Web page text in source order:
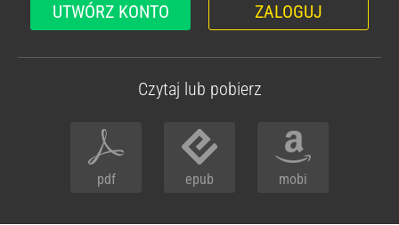
UTWÓRZ KONTO ZALOGUJ
Czytaj lub pobierz
pdf epub mobi